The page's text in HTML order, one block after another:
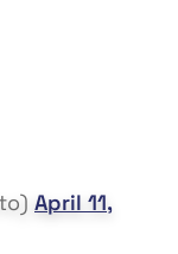
April 11,